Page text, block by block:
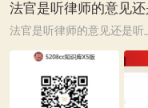
法官是听律师的意见